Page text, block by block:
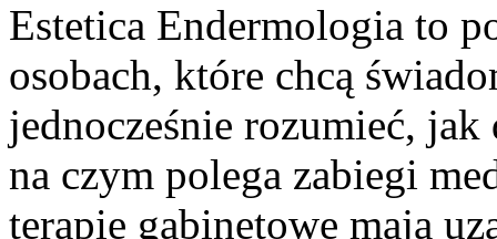
Estetica Endermologia to
osobach, które chcą
jednocześnie rozumieć, jak
na czym polega zabiegi
terapie gabinetowe mają